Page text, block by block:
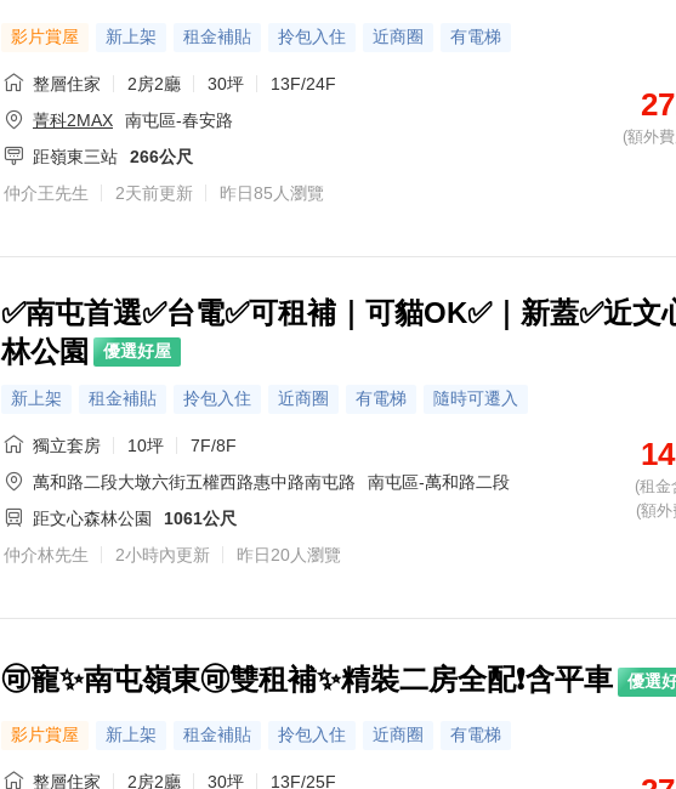
影片賞屋 新上架 租金補貼 拎包入住 近商圈 有電梯
整層住家 2房2廳 30坪
13F/24F
菁科2MAX
南屯區-春安路
距嶺東三站
266公尺
仲介王先生
2天前更新 昨日85人瀏覽
(額外
✅南屯首選✅台電✅可租補｜可貓OK✅｜新蓋✅近文
林公園
優選好屋
新上架 租金補貼 拎包入住 近商圈 有電梯 隨時可遷入
獨立套房 10坪
7F/8F
萬和路二段大墩六街五權西路惠中路南屯路
南屯區-萬和路二段
距文心森林公園
1061公尺
仲介林先生
2小時內更新 昨日20人瀏覽
(租金
(額
🉑️寵✨南屯嶺東🉑️雙租補✨精裝二房全配❗️含平車 優選
影片賞屋 新上架 租金補貼 拎包入住 近商圈 有電梯
整層住家 2房2廳 30坪
13F/25F